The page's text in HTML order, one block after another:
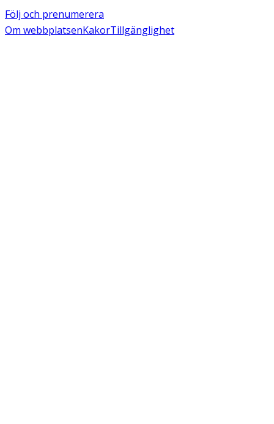
Följ och prenumerera
Om webbplatsenKakorTillgänglighet